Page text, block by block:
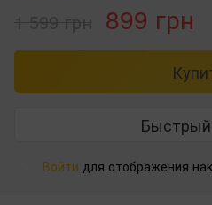
899 грн
Быстрый
Войти для отображения